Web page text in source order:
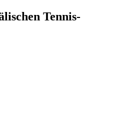
Tennis-